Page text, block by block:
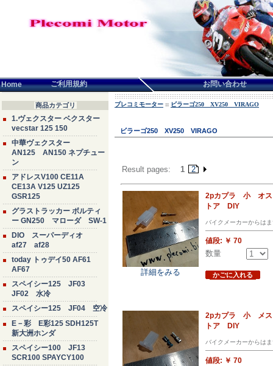
Home ご利用規約 お問い合わせ
商品カテゴリ
1.ヴェクスター ベクスター
vecstar 125 150
中華ヴェクスター
AN125 AN150 ネプチュー
ン
アドレスV100 CE11A
CE13A V125 UZ125
GSR125
グラストラッカー ボルティ
ー GN250 マローダ SW-1
DIO スーパーディオ
af27 af28
today トゥデイ50 AF61
AF67
スペイシー125 JF03
JF02 水冷
スペイシー125 JF04 空冷
E－彩 E彩125 SDH125T
新大洲ホンダ
スペイシー100 JF13
SCR100 SPAYCY100
プレコミモーター :: ビラーゴ250 XV250 VIRAGO
ビラーゴ250 XV250 VIRAGO
Result pages: 1 2
詳細をみる
2pカプラ 小 オ
トア DIY
バイクメーカーからは
値段: ￥ 70
数量
かごに入れる
2pカプラ 小 メ
トア DIY
バイクメーカーからは
値段: ￥ 70